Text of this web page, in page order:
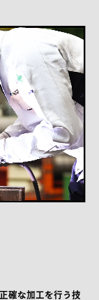
確な加工を行う技